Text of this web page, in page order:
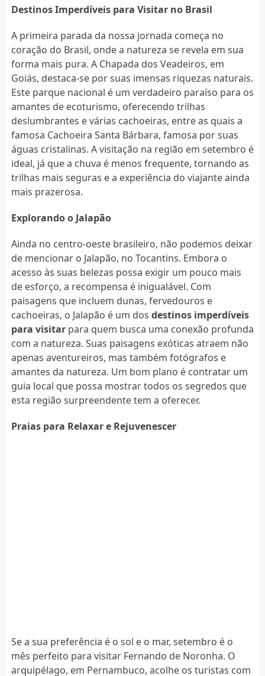
Destinos Imperdíveis para Visitar no Brasil
A primeira parada da nossa jornada começa no
coração do Brasil, onde a natureza se revela em sua
forma mais pura. A Chapada dos Veadeiros, em
Goiás, destaca-se por suas imensas riquezas naturais.
Este parque nacional é um verdadeiro paraíso para os
amantes de ecoturismo, oferecendo trilhas
deslumbrantes e várias cachoeiras, entre as quais a
famosa Cachoeira Santa Bárbara, famosa por suas
águas cristalinas. A visitação na região em setembro é
ideal, já que a chuva é menos frequente, tornando as
trilhas mais seguras e a experiência do viajante ainda
mais prazerosa.
Explorando o Jalapão
Ainda no centro-oeste brasileiro, não podemos deixar
de mencionar o Jalapão, no Tocantins. Embora o
acesso às suas belezas possa exigir um pouco mais
de esforço, a recompensa é inigualável. Com
paisagens que incluem dunas, fervedouros e
cachoeiras, o Jalapão é um dos destinos imperdíveis
para visitarpara quem busca uma conexão profunda
com a natureza. Suas paisagens exóticas atraem não
apenas aventureiros, mas também fotógrafos e
amantes da natureza. Um bom plano é contratar um
guia local que possa mostrar todos os segredos que
esta região surpreendente tem a oferecer.
Praias para Relaxar e Rejuvenescer
Se a sua preferência é o sol e o mar, setembro é o
mês perfeito para visitar Fernando de Noronha. O
arquipélago, em Pernambuco, acolhe os turistas com